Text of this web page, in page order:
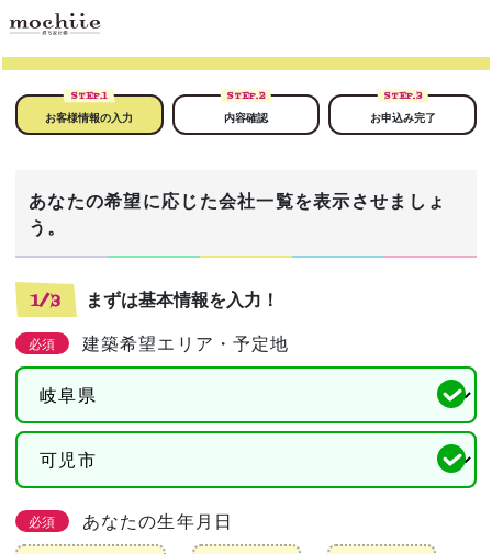
STEP.1
お客様情報の入力
STEP.2
内容確認
STEP.3
お申込み完了
あなたの希望に応じた会社一覧を表示させましょ
う。
1/3 まずは基本情報を入力！
必須 建築希望エリア・予定地
必須 あなたの生年月日